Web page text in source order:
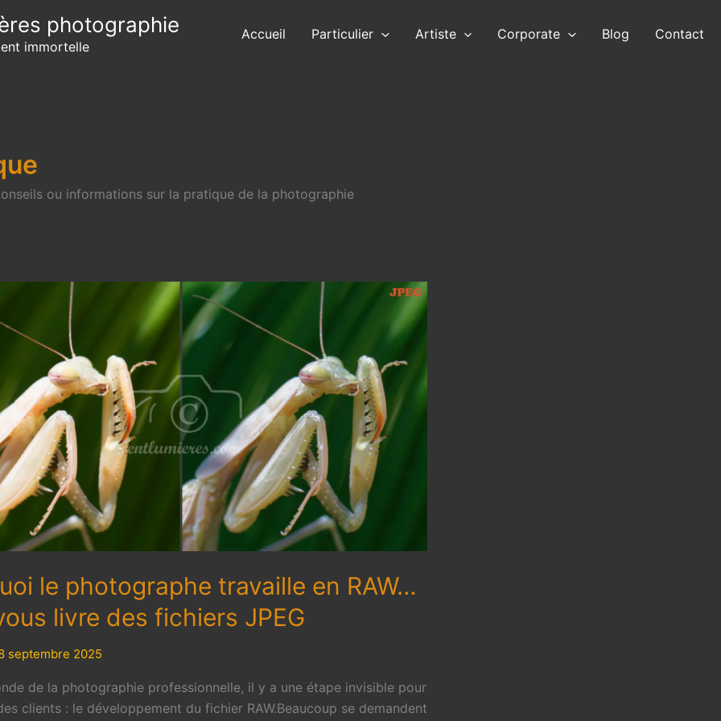
photographie
immortelle
Accueil Particulier Artiste Corporate Blog Contact
ou informations sur la pratique de la photographie
le photographe travaille en RAW…
livre des fichiers JPEG
septembre 2025
de la photographie professionnelle, il y a une étape invisible pour
clients : le développement du fichier RAW.Beaucoup se demandent